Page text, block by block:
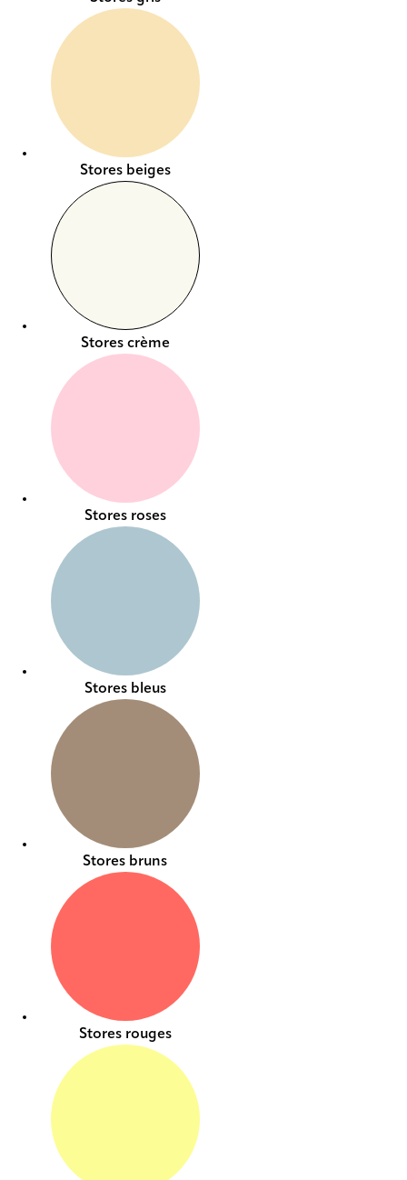
Stores beiges
Stores crème
Stores roses
Stores bleus
Stores bruns
Stores rouges